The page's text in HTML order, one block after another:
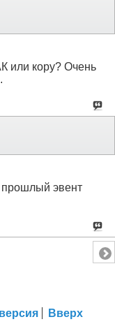
или кору? Очень
прошлый эвент
Вверх